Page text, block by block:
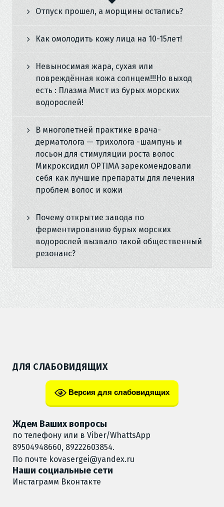
Отпуск прошел, а морщины остались?
Как омолодить кожу лица на 10-15лет!
Невыносимая жара, сухая или
повреждённая кожа солнцем!!!Но выход
есть : Плазма Мист из бурых морских
водорослей!
В многолетней практике врача-
дерматолога — трихолога -шампунь и
лосьон для стимуляции роста волос
Микроксидил OPTIMA зарекомендовали
себя как лучшие препараты для лечения
проблем волос и кожи
Почему открытие завода по
ферментированию бурых морских
водорослей вызвало такой общественный
резонанс?
ДЛЯ СЛАБОВИДЯЩИХ
Версия для слабовидящих
Ждем Ваших вопросы
по телефону или в Viber/WhattsApp
89504948660, 89222603854.
По почте kovasergei@yandex.ru
Наши социальные сети
Инстаграмм Вконтакте